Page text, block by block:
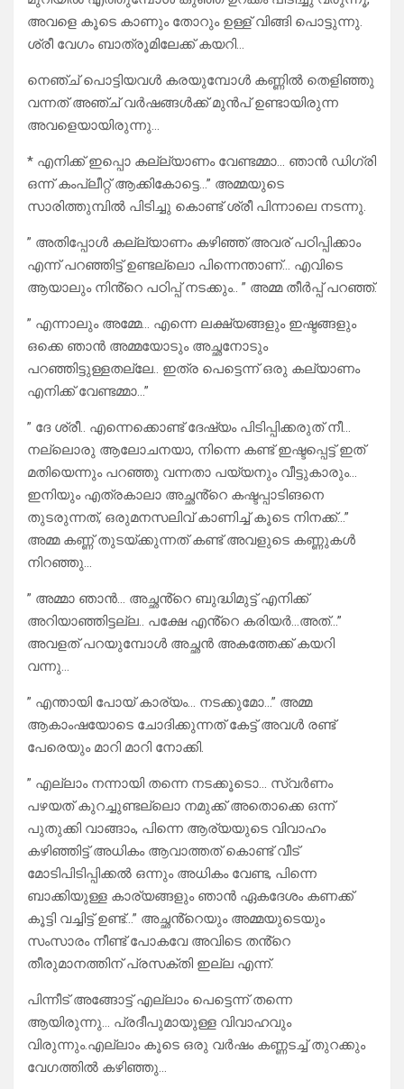
അവളെ കൂടെ കാണും തോറും ഉള്ള് വിങ്ങി പൊട്ടുന്നു.
ശ്രീ വേഗം ബാത്രൂമിലേക്ക് കയറി…
നെഞ്ച് പൊട്ടിയവൾ കരയുമ്പോൾ കണ്ണിൽ തെളിഞ്ഞു
വന്നത് അഞ്ച് വർഷങ്ങൾക്ക് മുൻപ് ഉണ്ടായിരുന്ന
അവളെയായിരുന്നു…
* എനിക്ക് ഇപ്പൊ കല്ല്യാണം വേണ്ടമ്മാ… ഞാൻ ഡിഗ്രി
ഒന്ന് കംപ്ലീറ്റ് ആക്കികോട്ടെ…” അമ്മയുടെ
സാരിത്തുമ്പിൽ പിടിച്ചു കൊണ്ട് ശ്രീ പിന്നാലെ നടന്നു.
” അതിപ്പോൾ കല്ല്യാണം കഴിഞ്ഞ് അവര് പഠിപ്പിക്കാം
എന്ന് പറഞ്ഞിട്ട് ഉണ്ടല്ലൊ പിന്നെന്താണ്… എവിടെ
ആയാലും നിൻ്റെ പഠിപ്പ് നടക്കും.. ” അമ്മ തീർപ്പ് പറഞ്ഞ്.
” എന്നാലും അമ്മേ… എന്നെ ലക്ഷ്യങ്ങളും ഇഷ്ടങ്ങളും
ഒക്കെ ഞാൻ അമ്മയോടും അച്ഛനോടും
പറഞ്ഞിട്ടുള്ളതല്ലേ.. ഇത്ര പെട്ടെന്ന് ഒരു കല്യാണം
എനിക്ക് വേണ്ടമ്മാ…”
” ദേ ശ്രീ.. എന്നെക്കൊണ്ട് ദേഷ്യം പിടിപ്പിക്കരുത് നീ…
നല്ലൊരു ആലോചനയാ, നിന്നെ കണ്ട് ഇഷ്ടപ്പെട്ട് ഇത്
മതിയെന്നും പറഞ്ഞു വന്നതാ പയ്യനും വീട്ടുകാരും…
ഇനിയും എത്രകാലാ അച്ഛൻ്റെ കഷ്ടപ്പാടിങനെ
തുടരുന്നത്, ഒരുമനസലിവ് കാണിച്ച് കൂടെ നിനക്ക്…”
അമ്മ കണ്ണ് തുടയ്ക്കുന്നത് കണ്ട് അവളുടെ കണ്ണുകൾ
നിറഞ്ഞു…
” അമ്മാ ഞാൻ… അച്ഛൻ്റെ ബുദ്ധിമുട്ട് എനിക്ക്
അറിയാഞ്ഞിട്ടല്ല.. പക്ഷേ എൻ്റെ കരിയർ…അത്…”
അവളത് പറയുമ്പോൾ അച്ഛൻ അകത്തേക്ക് കയറി
വന്നു…
” എന്തായി പോയ് കാര്യം… നടക്കുമോ…” അമ്മ
ആകാംഷയോടെ ചോദിക്കുന്നത് കേട്ട് അവൾ രണ്ട്
പേരെയും മാറി മാറി നോക്കി.
” എല്ലാം നന്നായി തന്നെ നടക്കൂടൊ… സ്വർണം
പഴയത് കുറച്ചുണ്ടല്ലൊ നമുക്ക് അതൊക്കെ ഒന്ന്
പുതുക്കി വാങ്ങാം, പിന്നെ ആര്യയുടെ വിവാഹം
കഴിഞ്ഞിട്ട് അധികം ആവാത്തത് കൊണ്ട് വീട്
മോടിപിടിപ്പിക്കൽ ഒന്നും അധികം വേണ്ട, പിന്നെ
ബാക്കിയുള്ള കാര്യങ്ങളും ഞാൻ ഏകദേശം കണക്ക്
കൂട്ടി വച്ചിട്ട് ഉണ്ട്…” അച്ഛൻ്റെയും അമ്മയുടെയും
സംസാരം നീണ്ട് പോകവേ അവിടെ തൻ്റെ
തീരുമാനത്തിന് പ്രസക്തി ഇല്ല എന്ന്.
പിന്നീട് അങ്ങോട്ട് എല്ലാം പെട്ടെന്ന് തന്നെ
ആയിരുന്നു… പ്രദീപുമായുള്ള വിവാഹവും
വിരുന്നും.എല്ലാം കൂടെ ഒരു വർഷം കണ്ണടച്ച് തുറക്കും
വേഗത്തിൽ കഴിഞ്ഞു…